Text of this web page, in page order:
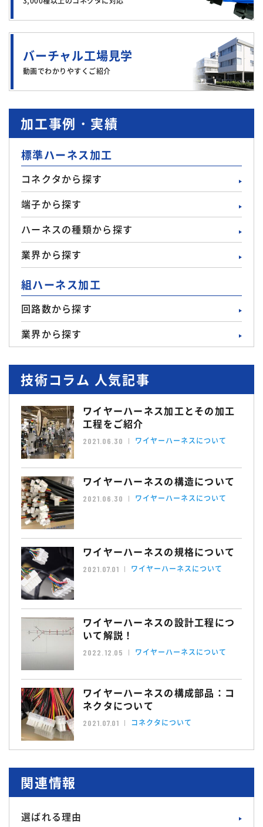
バーチャル工場見学
動画でわかりやすくご紹介
加工事例・実績
標準ハーネス加工
コネクタから探す
端子から探す
ハーネスの種類から探す
業界から探す
組ハーネス加工
回路数から探す
業界から探す
技術コラム 人気記事
ワイヤーハーネス加工とその加工
工程をご紹介
2021.06.30 ワイヤーハーネスについて
ワイヤーハーネスの構造について
2021.06.30 ワイヤーハーネスについて
ワイヤーハーネスの規格について
2021.07.01 ワイヤーハーネスについて
ワイヤーハーネスの設計工程につ
いて解説！
2022.12.05 ワイヤーハーネスについて
ワイヤーハーネスの構成部品：コ
ネクタについて
2021.07.01 コネクタについて
関連情報
選ばれる理由